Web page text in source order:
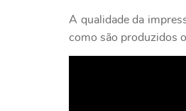
A qualidade da
como são produzidos